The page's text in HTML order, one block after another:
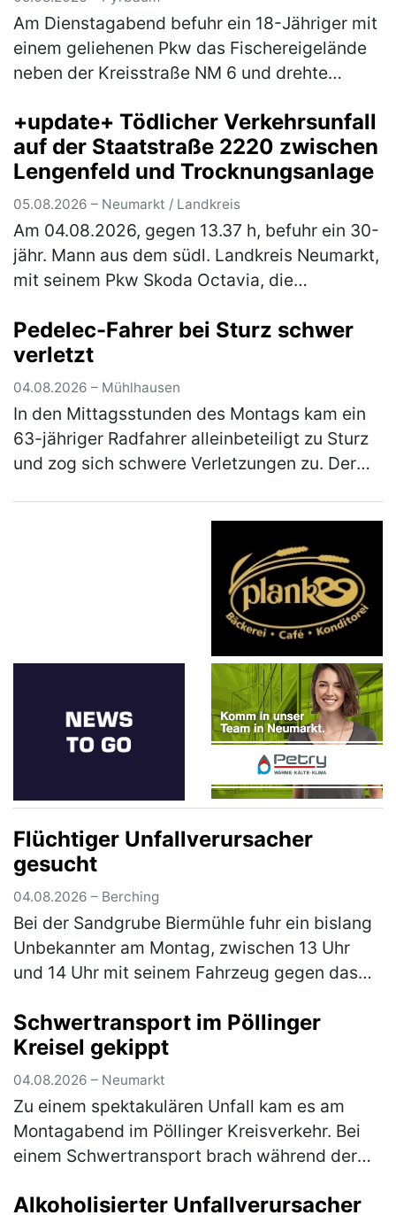
Am Dienstagabend befuhr ein 18-Jähriger mit
einem geliehenen Pkw das Fischereigelände
neben der Kreisstraße NM 6 und drehte
Hierbei verlor der Fahranfänger … (mehr)
+update+ Tödlicher Verkehrsunfall
auf der Staatstraße 2220 zwischen
Lengenfeld und Trocknungsanlage
05.08.2026 – Neumarkt / Landkreis
Am 04.08.2026, gegen 13.37 h, befuhr ein 30-
jähr. Mann aus dem südl. Landkreis Neumarkt,
mit seinem Pkw Skoda Octavia, die
Lengenfeld. Ca. 500 m nach der Trocknung…
(mehr)
Pedelec-Fahrer bei Sturz schwer
verletzt
04.08.2026 – Mühlhausen
In den Mittagsstunden des Montags kam ein
63-jähriger Radfahrer alleinbeteiligt zu Sturz
und zog sich schwere Verletzungen zu. Der
Flüchtiger Unfallverursacher
gesucht
04.08.2026 – Berching
Bei der Sandgrube Biermühle fuhr ein bislang
Unbekannter am Montag, zwischen 13 Uhr
und 14 Uhr mit seinem Fahrzeug gegen das
Sachschaden in Höhe von rund 5.000 €. Der…
(mehr)
Schwertransport im Pöllinger
Kreisel gekippt
04.08.2026 – Neumarkt
Zu einem spektakulären Unfall kam es am
Montagabend im Pöllinger Kreisverkehr. Bei
einem Schwertransport brach während der
des Sattelaufliegers umkippte und e…(mehr)
Alkoholisierter Unfallverursacher